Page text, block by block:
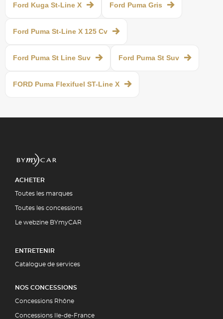
Ford Kuga St-Line X Ford Puma Gris
Ford Puma St-Line X 125 Cv
Ford Puma St Line Suv Ford Puma St Suv
FORD Puma Flexifuel ST-Line X
ACHETER
Toutes les marques
Toutes les concessions
Le webzine BYmyCAR
ENTRETENIR
Catalogue de services
NOS CONCESSIONS
Concessions Rhône
Concessions Ile-de-France